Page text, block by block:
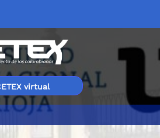
virtual
en UNIR